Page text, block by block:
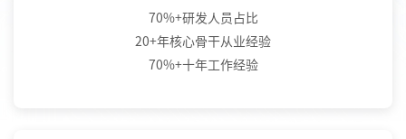
70%+研发人员占比
20+年核心骨干从业经验
70%+十年工作经验